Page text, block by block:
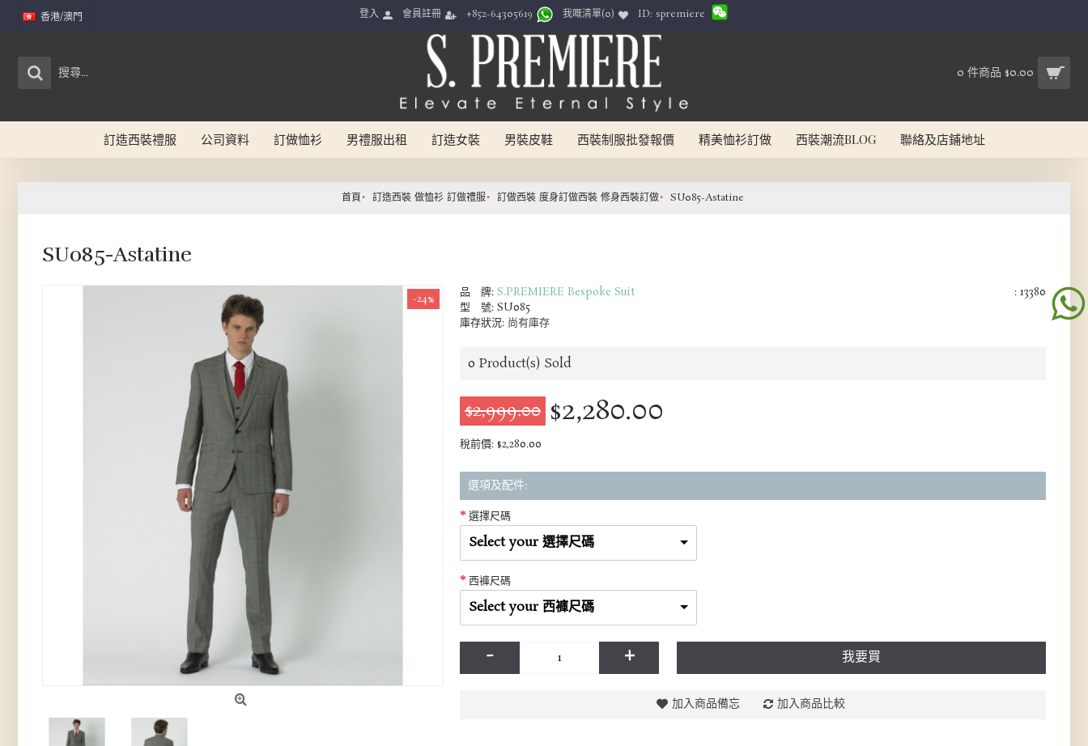
登入 會員註冊 +852-64305619 我嘅清單(0) ID: spremiere
香港/澳門
0 件商品 $0.00
訂造西裝禮服 公司資料 訂做恤衫 男禮服出租 訂造女裝 男裝皮鞋 西裝制服批發報價 精美恤衫訂做 西裝潮流BLOG 聯絡及店鋪地址
首頁 訂造西裝 做恤衫 訂做禮服 訂做西裝 度身訂做西裝 修身西裝訂做 SU085-Astatine
SU085-Astatine
-24% : 13380
品 牌: S.PREMIERE Bespoke Suit
型 號: SU085
庫存狀況: 尚有庫存
0 Product(s) Sold
$2,999.00 $2,280.00
稅前價: $2,280.00
選項及配件:
選擇尺碼
Select your 選擇尺碼
西褲尺碼
Select your 西褲尺碼
- + 我要買
加入商品備忘 加入商品比較